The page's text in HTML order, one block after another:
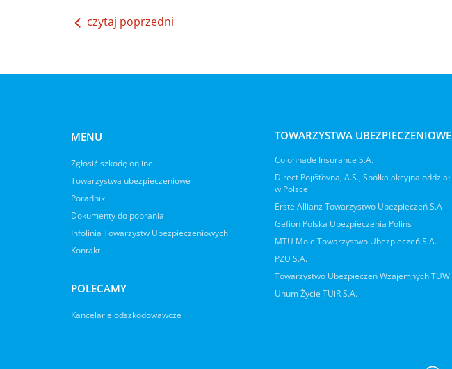
czytaj poprzedni
MENU
Zgłosić szkodę online
Towarzystwa ubezpieczeniowe
Poradniki
Dokumenty do pobrania
Infolinia Towarzystw Ubezpieczeniowych
Kontakt
POLECAMY
Kancelarie odszkodowawcze
TOWARZYSTWA UBEZPIECZENIOWE
Colonnade Insurance S.A.
Direct Pojišťovna, A.S., Spółka akcyjna oddział
w Polsce
Erste Allianz Towarzystwo Ubezpieczeń S.A
Gefion Polska Ubezpieczenia Polins
MTU Moje Towarzystwo Ubezpieczeń S.A.
PZU S.A.
Towarzystwo Ubezpieczeń Wzajemnych TUW
Unum Życie TUiR S.A.